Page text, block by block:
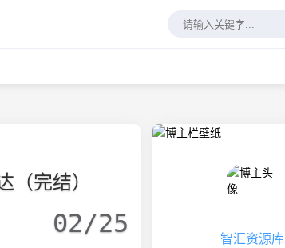
完结）
02/25 智汇资源库